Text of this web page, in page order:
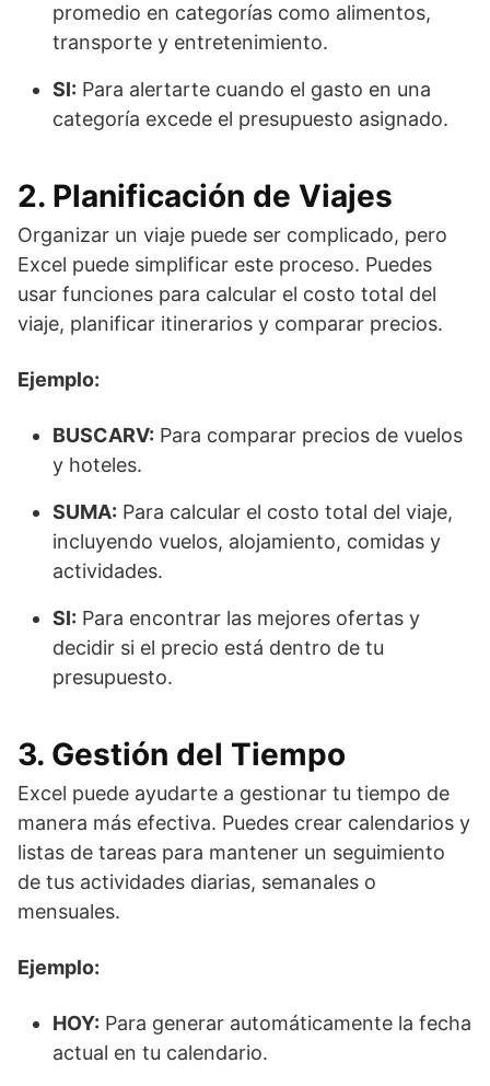
promedio en categorías como alimentos,
transporte y entretenimiento.
SI: Para alertarte cuando el gasto en una
categoría excede el presupuesto asignado.
2. Planificación de Viajes
Organizar un viaje puede ser complicado, pero
Excel puede simplificar este proceso. Puedes
usar funciones para calcular el costo total del
viaje, planificar itinerarios y comparar precios.
Ejemplo:
BUSCARV: Para comparar precios de vuelos
y hoteles.
SUMA: Para calcular el costo total del viaje,
incluyendo vuelos, alojamiento, comidas y
actividades.
SI: Para encontrar las mejores ofertas y
decidir si el precio está dentro de tu
presupuesto.
3. Gestión del Tiempo
Excel puede ayudarte a gestionar tu tiempo de
manera más efectiva. Puedes crear calendarios y
listas de tareas para mantener un seguimiento
de tus actividades diarias, semanales o
mensuales.
Ejemplo:
HOY: Para generar automáticamente la fecha
actual en tu calendario.